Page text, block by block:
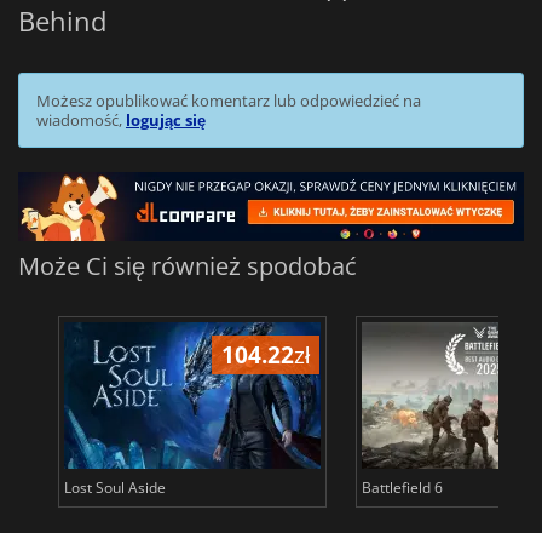
Behind
Możesz opublikować komentarz lub odpowiedzieć na
wiadomość, logując się
Może Ci się również spodobać
104.22zł
Lost Soul Aside Battlefield 6